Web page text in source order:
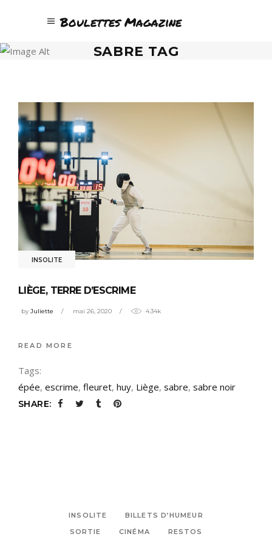
Boulettes Magazine
SABRE TAG
INSOLITE
LIÈGE, TERRE D’ESCRIME
byJuliette mai 26, 2020 4.34k
READ MORE
Tags:
épée, escrime, fleuret, huy, Liège, sabre, sabre noir
SHARE:
INSOLITE
BILLETS D’HUMEUR
SORTIE
CINÉMA
RESTOS